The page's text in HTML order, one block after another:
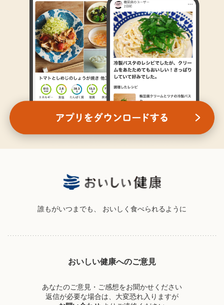
誰もがいつまでも、 おいしく食べられるように
おいしい健康へのご意見
あなたのご意見・ご感想をお聞かせください
返信が必要な場合は、大変恐れ入りますが